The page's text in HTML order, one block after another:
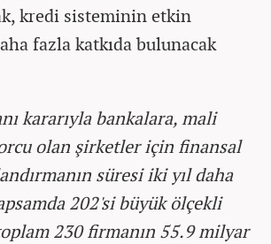
kredi sisteminin etkin
fazla katkıda bulunacak
kararıyla bankalara, mali
olan şirketler için finansal
süresi iki yıl daha
202'si büyük ölçekli
230 firmanın 55.9 milyar